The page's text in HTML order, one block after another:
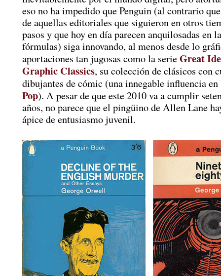
eso no ha impedido que Penguin (al contrario
de aquellas editoriales que siguieron en otros
pasos y que hoy en día parecen anquilosadas en
fórmulas) siga innovando, al menos desde lo
aportaciones tan jugosas como la serieGreat
Graphic Classics, su colección de clásicos con
dibujantes de cómic (una innegable influencia en
Pop). A pesar de que este 2010 va a cumplir
años, no parece que el pingüino de Allen Lane
ápice de entusiasmo juvenil.